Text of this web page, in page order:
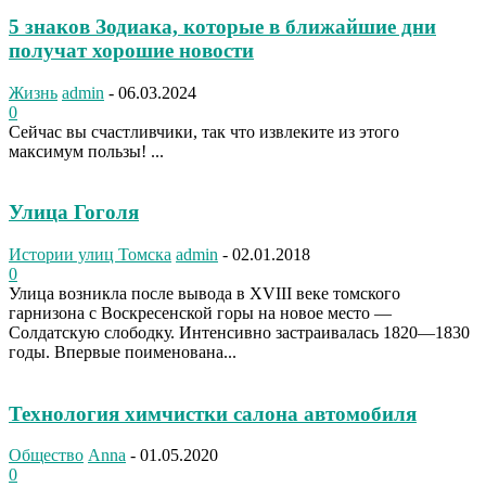
5 знаков Зодиака, которые в ближайшие дни
получат хорошие новости
Жизнь admin - 06.03.2024
0
Сейчас вы счастливчики, так что извлеките из этого
максимум пользы! ...
Улица Гоголя
Истории улиц Томска admin - 02.01.2018
0
Улица возникла после вывода в XVIII веке томского
гарнизона с Воскресенской горы на новое место —
Солдатскую слободку. Интенсивно застраивалась 1820—1830
годы. Впервые поименована...
Технология химчистки салона автомобиля
Общество Anna - 01.05.2020
0